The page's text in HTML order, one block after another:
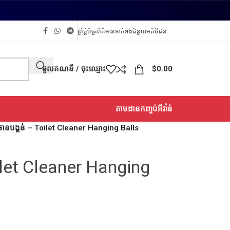
ព្រឹត្តិប័ត្រព័ត៌មានទាក់ទងជំនួយអតិថិជន
ចូលគណនី / ចុះឈ្មោះ $0.00
តាមដានកញ្ចប់អីវ៉ាន់
នបង្គន់ – Toilet Cleaner Hanging Balls
Cleaner Hanging